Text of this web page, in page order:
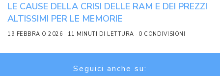
LE CAUSE DELLA CRISI DELLE RAM E DEI PREZZI
ALTISSIMI PER LE MEMORIE
19 FEBBRAIO 2026 11 MINUTI DI LETTURA 0 CONDIVISIONI
Seguici anche su: